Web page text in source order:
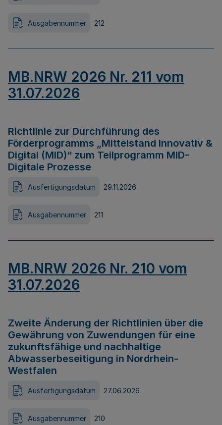
Ausgabennummer 212
MB.NRW 2026 Nr. 211 vom
31.07.2026
Richtlinie zur Durchführung des
Förderprogramms „Mittelstand Innovativ &
Digital (MID)“ zum Teilprogramm MID-
Digitale Prozesse
Ausfertigungsdatum 29.11.2026
Ausgabennummer 211
MB.NRW 2026 Nr. 210 vom
31.07.2026
Zweite Änderung der Richtlinien über die
Gewährung von Zuwendungen für eine
zukunftsfähige und nachhaltige
Abwasserbeseitigung in Nordrhein-
Westfalen
Ausfertigungsdatum 27.06.2026
Ausgabennummer 210